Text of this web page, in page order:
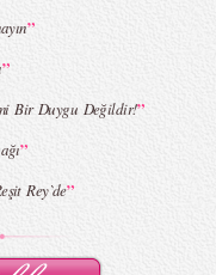
”
”
Bir Duygu Değildir!”
”
Rey`de”